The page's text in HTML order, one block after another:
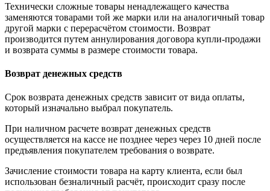
Технически сложные товары ненадлежащего качества
заменяются товарами той же марки или на аналогичный товар
другой марки с перерасчётом стоимости. Возврат
производится путем аннулирования договора купли-продажи
и возврата суммы в размере стоимости товара.
Возврат денежных средств
Срок возврата денежных средств зависит от вида оплаты,
который изначально выбрал покупатель.
При наличном расчете возврат денежных средств
осуществляется на кассе не позднее через через 10 дней после
предъявления покупателем требования о возврате.
Зачисление стоимости товара на карту клиента, если был
использован безналичный расчёт, происходит сразу после